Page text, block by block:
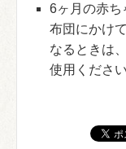
6ヶ月の赤ち
布団にかけ
なるときは
使用ください